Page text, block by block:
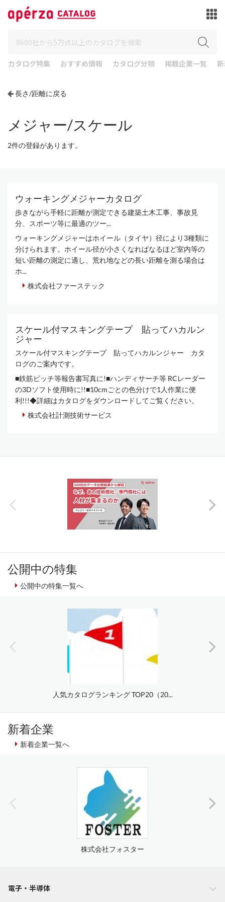
カタログ特集 おすすめ情報 カタログ分類 掲載企業一覧
長さ/距離に戻る
メジャー/スケール
2件の登録があります。
ウォーキングメジャーカタログ
歩きながら手軽に距離が測定できる建築土木工事、事故見
分、スポーツ等に最適のツー...
ウォーキングメジャーはホイール（タイヤ）径により3種類に
分けられます。ホイール径が小さくなればなるほど室内等の
短い距離の測定に適し、荒れ地などの長い距離を測る場合は
ホ...
株式会社ファーステック
スケール付マスキングテープ 貼ってハカルン
ジャー
スケール付マスキングテープ 貼ってハカルンジャー カタ
ログのご案内です。
■鉄筋ピッチ等報告書写真に!■ハンディサーチ等 RCレーダー
の3Dソフト使用時に!!■10cmごとの色分けで1人作業に便
利!!!◆詳細はカタログをダウンロードしてご覧ください。
株式会社計測技術サービス
公開中の特集
公開中の特集一覧へ
人気カタログランキング TOP20（20...
新着企業
新着企業一覧へ
株式会社フォスター
電子・半導体